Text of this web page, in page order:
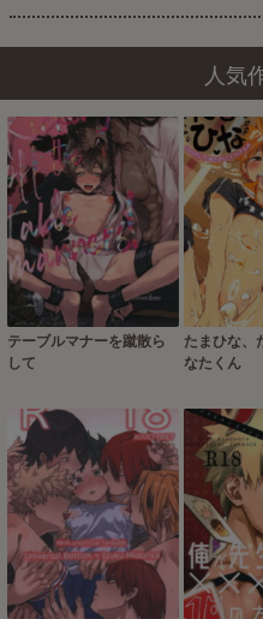
人気
テーブルマナーを蹴散ら
して
たまひな、
なたくん